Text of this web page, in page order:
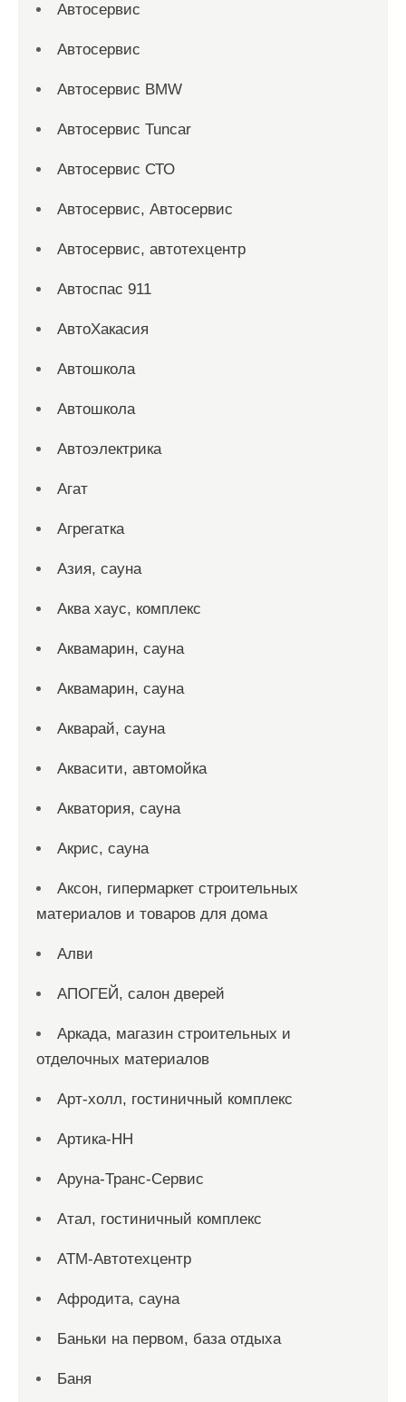
Автосервис
Автосервис
Автосервис BMW
Автосервис Tuncar
Автосервис СТО
Автосервис, Автосервис
Автосервис, автотехцентр
Автоспас 911
АвтоХакасия
Автошкола
Автошкола
Автоэлектрика
Агат
Агрегатка
Азия, сауна
Аква хаус, комплекс
Аквамарин, сауна
Аквамарин, сауна
Акварай, сауна
Аквасити, автомойка
Акватория, сауна
Акрис, сауна
Аксон, гипермаркет строительных
материалов и товаров для дома
Алви
АПОГЕЙ, салон дверей
Аркада, магазин строительных и
отделочных материалов
Арт-холл, гостиничный комплекс
Артика-НН
Аруна-Транс-Сервис
Атал, гостиничный комплекс
АТМ-Автотехцентр
Афродита, сауна
Баньки на первом, база отдыха
Баня